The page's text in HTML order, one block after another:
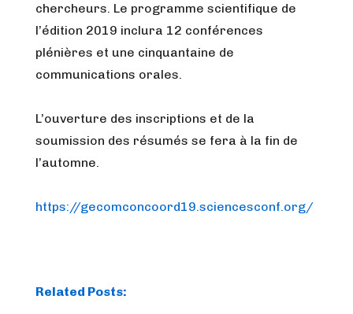
chercheurs. Le programme scientifique de
l’édition 2019 inclura 12 conférences
plénières et une cinquantaine de
communications orales.
L’ouverture des inscriptions et de la
soumission des résumés se fera à la fin de
l’automne.
https://gecomconcoord19.sciencesconf.org/
Related Posts: